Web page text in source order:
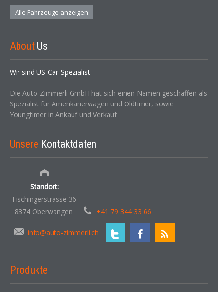
Alle Fahrzeuge anzeigen
About Us
Wir sind US-Car-Spezialist
Die Auto-Zimmerli GmbH hat sich einen Namen geschaffen als
Spezialist für Amerikanerwagen und Oldtimer, sowie
Youngtimer in Ankauf und Verkauf
Unsere Kontaktdaten
Standort:
Fischingerstrasse 36
8374 Oberwangen.
+41 79 344 33 66
info@auto-zimmerli.ch
Produkte